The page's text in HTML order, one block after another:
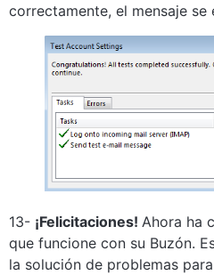
correctamente, el mensaje se
13- ¡Felicitaciones! Ahora ha
que funcione con su Buzón.
la solución de problemas